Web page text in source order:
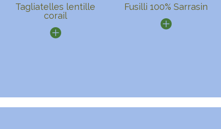
Tagliatelles lentille
corail
Fusilli 100% Sarrasin